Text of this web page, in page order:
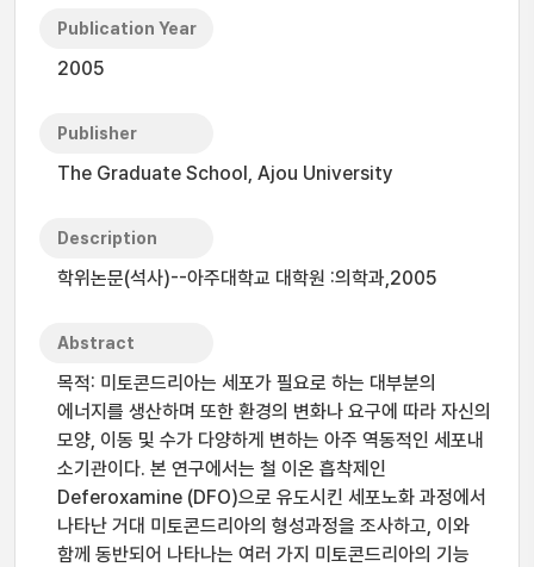
Publication Year
2005
Publisher
The Graduate School, Ajou University
Description
학위논문(석사)--아주대학교 대학원 :의학과,2005
Abstract
목적: 미토콘드리아는 세포가 필요로 하는 대부분의
에너지를 생산하며 또한 환경의 변화나 요구에 따라 자신의
모양, 이동 및 수가 다양하게 변하는 아주 역동적인 세포내
소기관이다. 본 연구에서는 철 이온 흡착제인
Deferoxamine (DFO)으로 유도시킨 세포노화 과정에서
나타난 거대 미토콘드리아의 형성과정을 조사하고, 이와
함께 동반되어 나타나는 여러 가지 미토콘드리아의 기능